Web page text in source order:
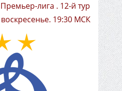
лига . 12-й тур
19:30 МСК